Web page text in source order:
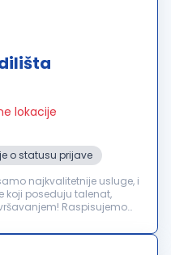
lokacije
o statusu prijave
najkvalitetnije usluge, i
koji poseduju talenat,
Raspisujemo